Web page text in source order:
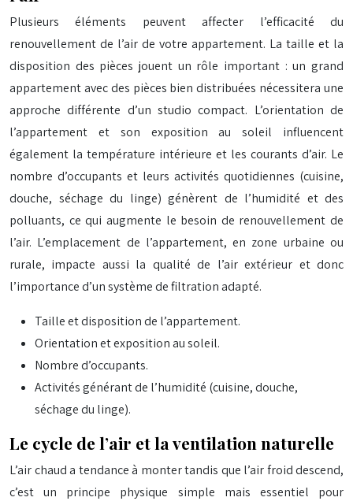
Plusieurs éléments peuvent affecter l’efficacité du
renouvellement de l’air de votre appartement. La taille et la
disposition des pièces jouent un rôle important : un grand
appartement avec des pièces bien distribuées nécessitera une
approche différente d’un studio compact. L’orientation de
l’appartement et son exposition au soleil influencent
également la température intérieure et les courants d’air. Le
nombre d’occupants et leurs activités quotidiennes (cuisine,
douche, séchage du linge) génèrent de l’humidité et des
polluants, ce qui augmente le besoin de renouvellement de
l’air. L’emplacement de l’appartement, en zone urbaine ou
rurale, impacte aussi la qualité de l’air extérieur et donc
l’importance d’un système de filtration adapté.
Taille et disposition de l’appartement.
Orientation et exposition au soleil.
Nombre d’occupants.
Activités générant de l’humidité (cuisine, douche,
séchage du linge).
Le cycle de l’air et la ventilation naturelle
L’air chaud a tendance à monter tandis que l’air froid descend,
c’est un principe physique simple mais essentiel pour